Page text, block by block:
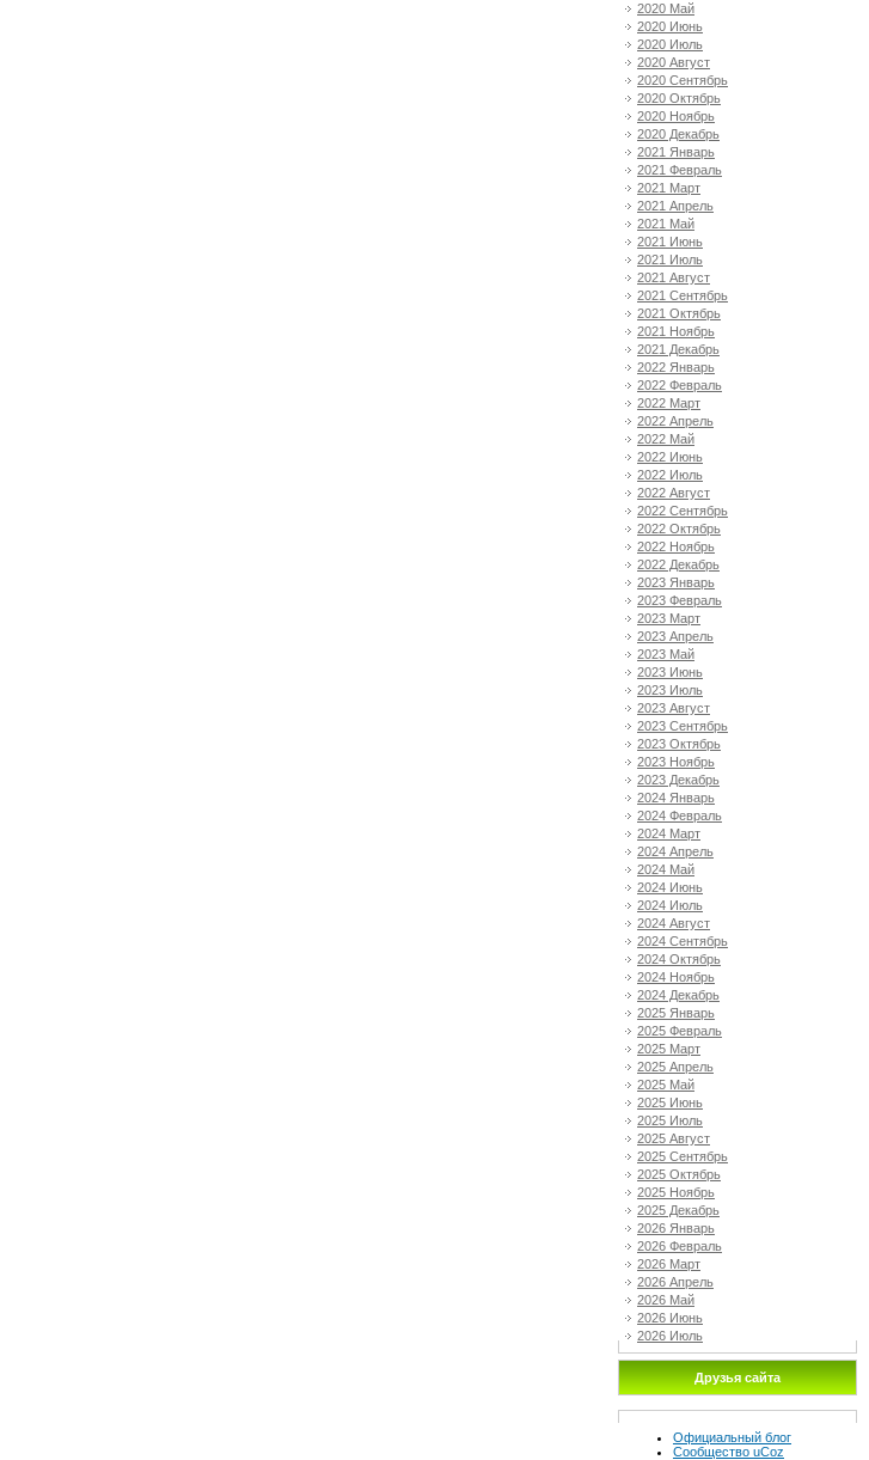
2020 Май
2020 Июнь
2020 Июль
2020 Август
2020 Сентябрь
2020 Октябрь
2020 Ноябрь
2020 Декабрь
2021 Январь
2021 Февраль
2021 Март
2021 Апрель
2021 Май
2021 Июнь
2021 Июль
2021 Август
2021 Сентябрь
2021 Октябрь
2021 Ноябрь
2021 Декабрь
2022 Январь
2022 Февраль
2022 Март
2022 Апрель
2022 Май
2022 Июнь
2022 Июль
2022 Август
2022 Сентябрь
2022 Октябрь
2022 Ноябрь
2022 Декабрь
2023 Январь
2023 Февраль
2023 Март
2023 Апрель
2023 Май
2023 Июнь
2023 Июль
2023 Август
2023 Сентябрь
2023 Октябрь
2023 Ноябрь
2023 Декабрь
2024 Январь
2024 Февраль
2024 Март
2024 Апрель
2024 Май
2024 Июнь
2024 Июль
2024 Август
2024 Сентябрь
2024 Октябрь
2024 Ноябрь
2024 Декабрь
2025 Январь
2025 Февраль
2025 Март
2025 Апрель
2025 Май
2025 Июнь
2025 Июль
2025 Август
2025 Сентябрь
2025 Октябрь
2025 Ноябрь
2025 Декабрь
2026 Январь
2026 Февраль
2026 Март
2026 Апрель
2026 Май
2026 Июнь
2026 Июль
Друзья сайта
Официальный блог
Сообщество uCoz